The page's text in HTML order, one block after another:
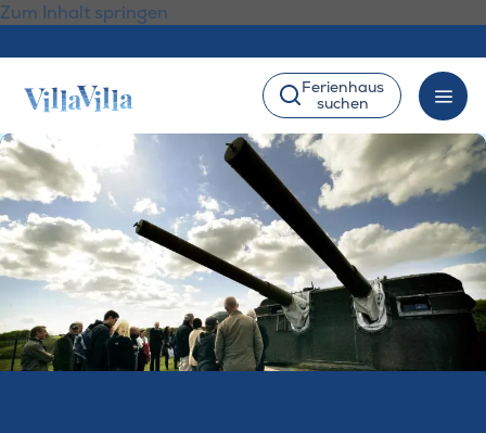
Zum Inhalt springen
Ferienhaus
suchen